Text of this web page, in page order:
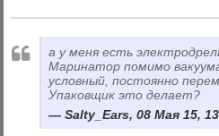
а у меня есть
Маринатор помимо
условный, постоянно
Упаковщик это делает?
Salty_Ears, 08 Мая 15,